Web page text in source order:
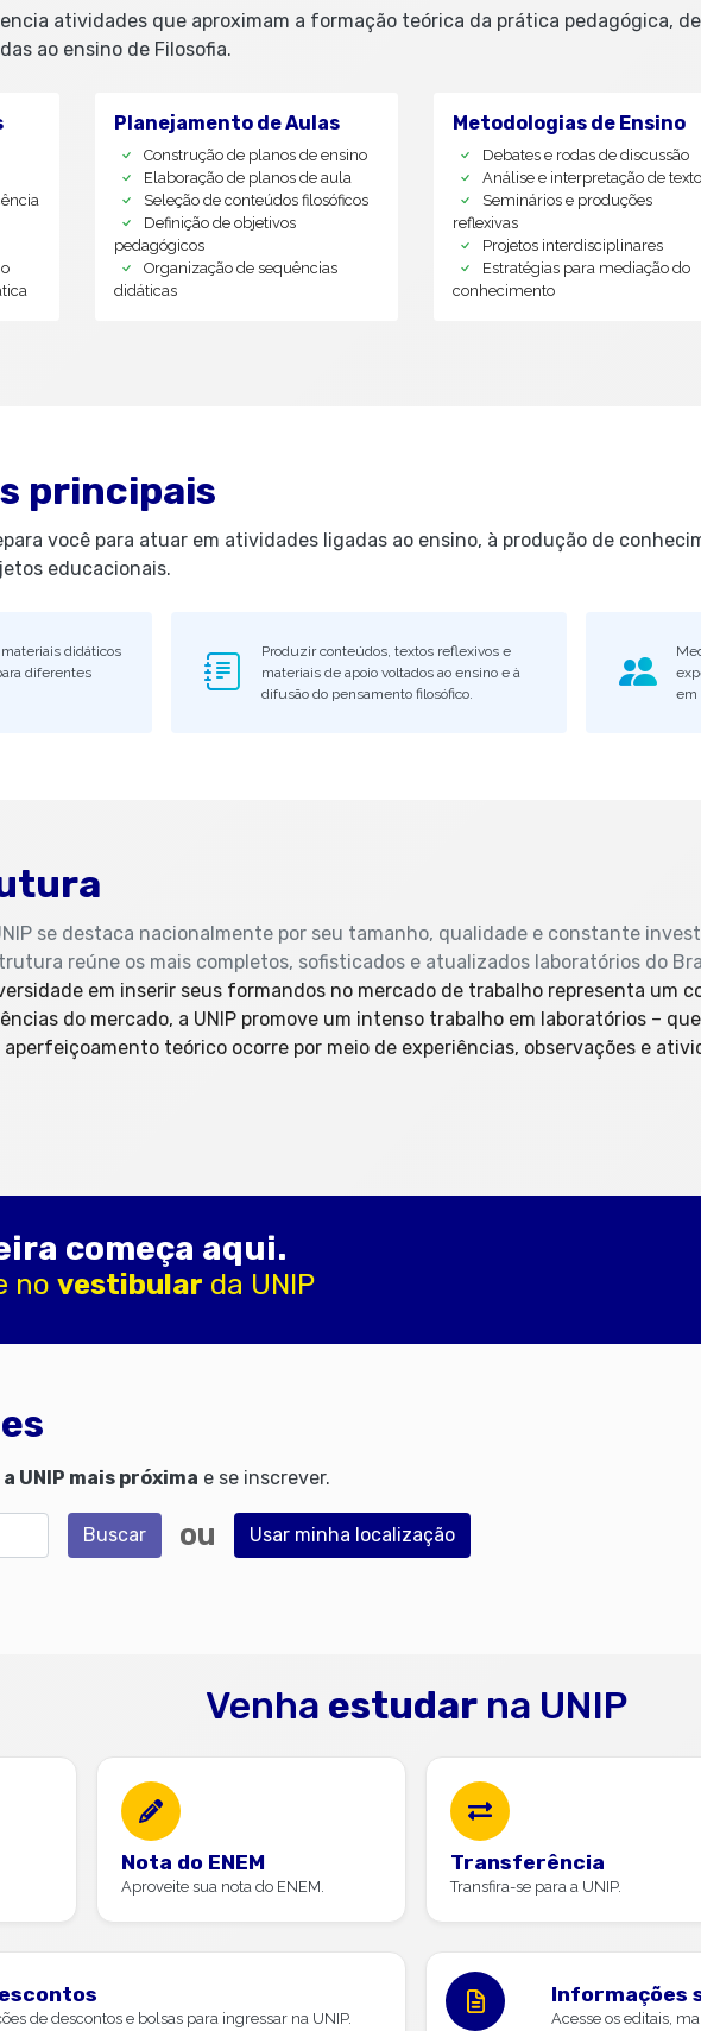
atividades que aproximam a formação teórica da prática pedagógica,
ao ensino de Filosofia.
Planejamento de Aulas
Construção de planos de ensino
Elaboração de planos de aula
Seleção de conteúdos filosóficos
Definição de objetivos
pedagógicos
Organização de sequências
didáticas
Metodologias de Ensino
Debates e rodas de discussão
Análise e interpretação de
Seminários e produções
reflexivas
Projetos interdisciplinares
Estratégias para mediação do
conhecimento
principais
você para atuar em atividades ligadas ao ensino, à produção de
educacionais.
didáticos
diferentes
Produzir conteúdos, textos reflexivos e
materiais de apoio voltados ao ensino e à
difusão do pensamento filosófico.
em
se destaca nacionalmente por seu tamanho, qualidade e constante
reúne os mais completos, sofisticados e atualizados laboratórios do
em inserir seus formandos no mercado de trabalho representa um
do mercado, a UNIP promove um intenso trabalho em laboratórios –
aperfeiçoamento teórico ocorre por meio de experiências, observações e
começa aqui.
no vestibular da UNIP
UNIP mais próxima e se inscrever.
Buscar ou Usar minha localização
Venha estudarna UNIP
Nota do ENEM
Aproveite sua nota do ENEM.
Transferência
Transfira-se para a UNIP.
de descontos e bolsas para ingressar na UNIP.
Informações
Acesse os editais,